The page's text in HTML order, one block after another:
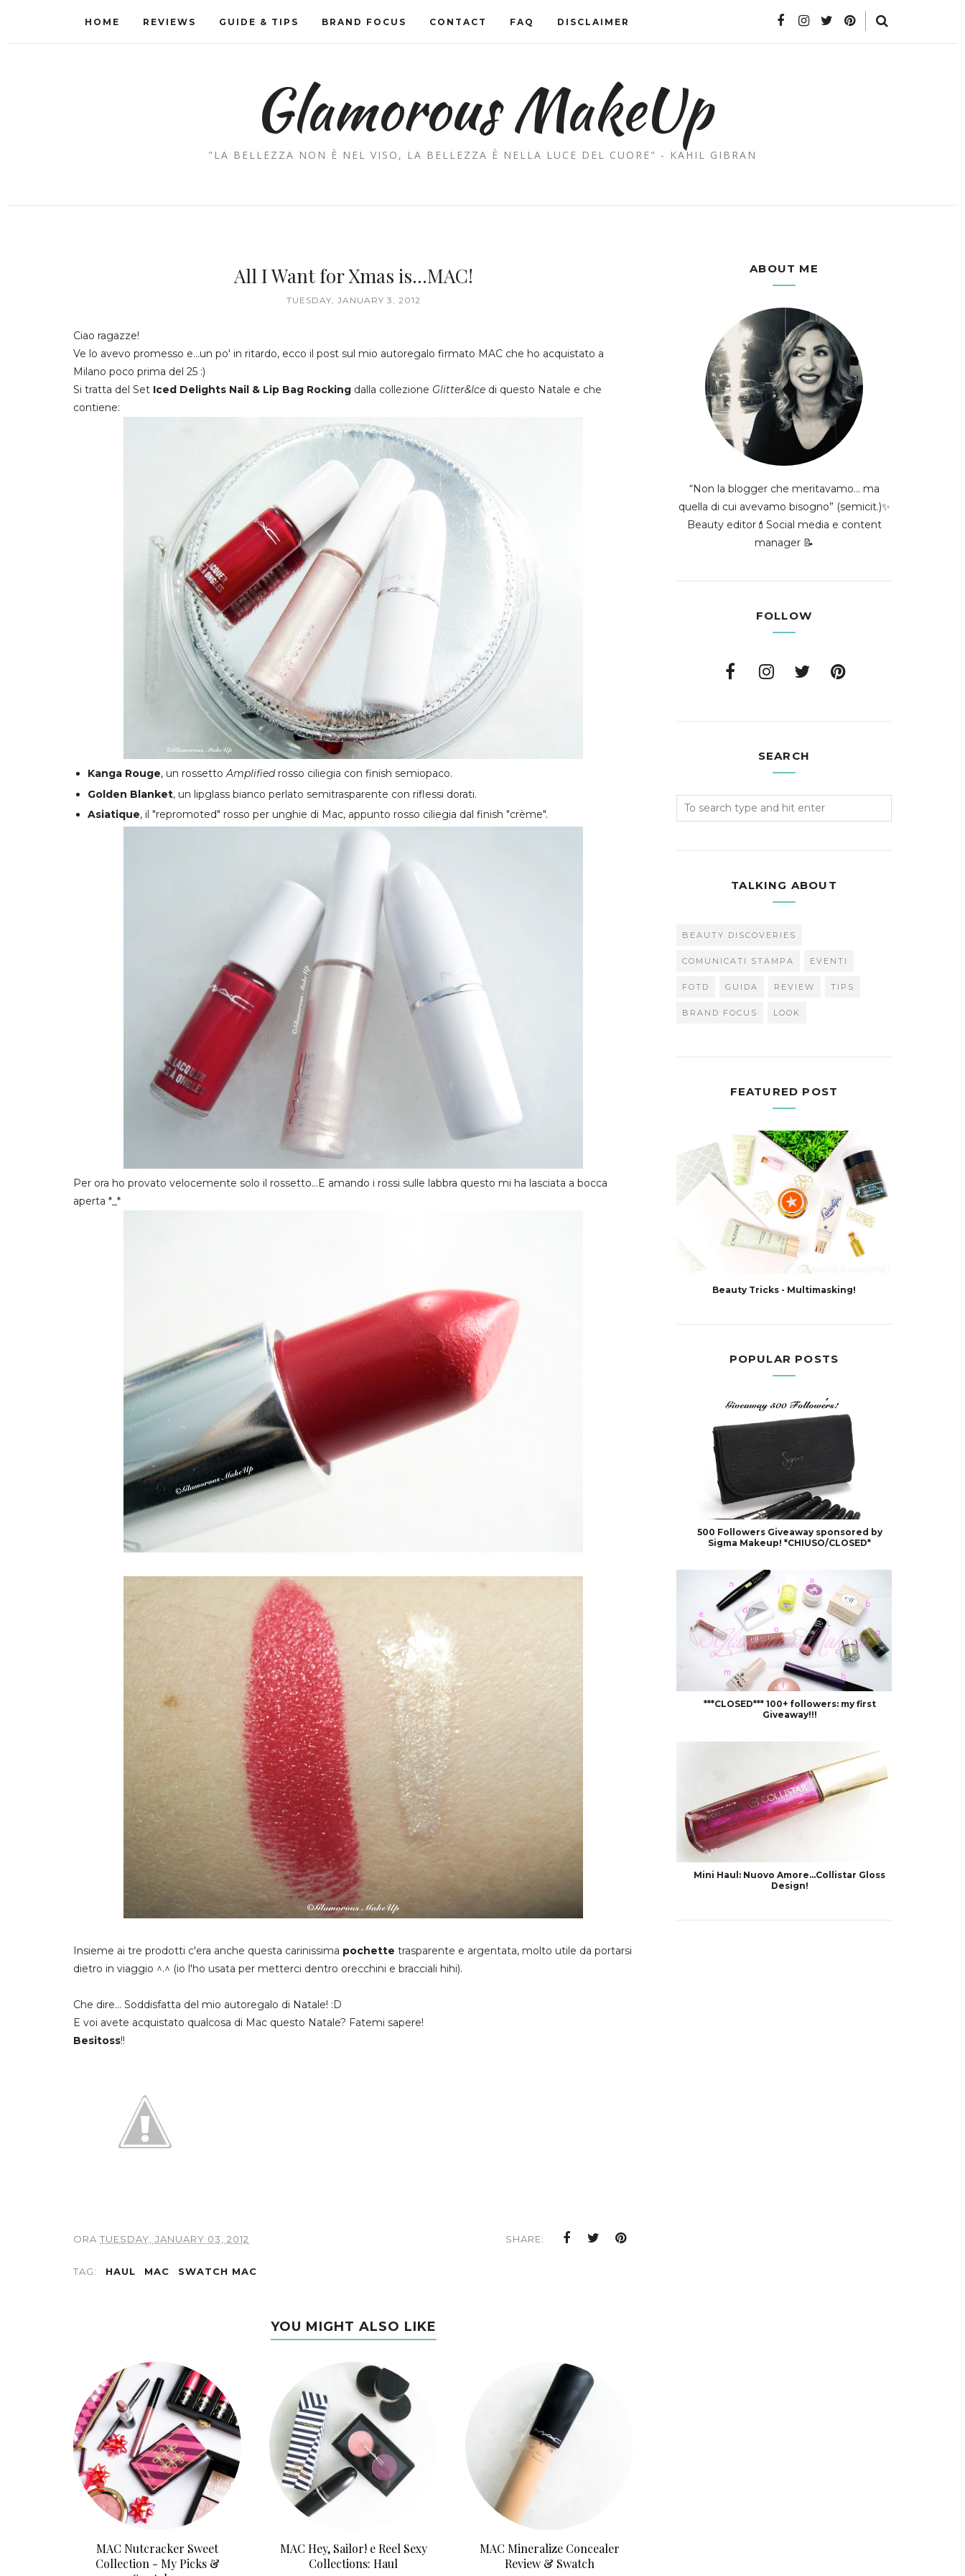
HOME REVIEWS GUIDE & TIPS BRAND FOCUS CONTACT FAQ DISCLAIMER
Glamorous MakeUp
"LA BELLEZZA NON È NEL VISO, LA BELLEZZA È NELLA LUCE DEL CUORE" - KAHIL GIBRAN
All I Want for Xmas is...MAC!
TUESDAY, JANUARY 3, 2012
Ciao ragazze!
Ve lo avevo promesso e...un po' in ritardo, ecco il post sul mio autoregalo firmato MAC che ho acquistato a
Milano poco prima del 25 :)
Si tratta del Set Iced Delights Nail & Lip Bag Rocking dalla collezione Glitter&Ice di questo Natale e che
contiene:
Kanga Rouge, un rossettoAmplifiedrosso ciliegia con finish semiopaco.
Golden Blanket, un lipglass bianco perlato semitrasparente con riflessi dorati.
Asiatique, il "repromoted" rosso per unghie di Mac, appunto rosso ciliegia dal finish "crème".
Per ora ho provato velocemente solo il rossetto...E amando i rossi sulle labbra questo mi ha lasciata a bocca
aperta *_*
Insieme ai tre prodotti c'era anche questa carinissima pochette trasparente e argentata, molto utile da portarsi
dietro in viaggio ^.^ (io l'ho usata per metterci dentro orecchini e bracciali hihi).
Che dire... Soddisfatta del mio autoregalo di Natale! :D
E voi avete acquistato qualcosa di Mac questo Natale? Fatemi sapere!
Besitoss!!
ORA TUESDAY, JANUARY 03, 2012 SHARE:
TAG: HAUL MAC SWATCH MAC
YOU MIGHT ALSO LIKE
MAC Nutcracker Sweet
Collection - My Picks &
MAC Hey, Sailor! e Reel Sexy
Collections: Haul
MAC Mineralize Concealer
Review & Swatch
ABOUT ME
“Non la blogger che meritavamo... ma
quella di cui avevamo bisogno” (semicit.)✨
Beauty editor💄Social media e content
manager 📝
FOLLOW
SEARCH
TALKING ABOUT
BEAUTY DISCOVERIES
COMUNICATI STAMPA EVENTI
FOTD GUIDA REVIEW TIPS
BRAND FOCUS LOOK
FEATURED POST
Beauty Tricks - Multimasking!
POPULAR POSTS
500 Followers Giveaway sponsored by
Sigma Makeup! *CHIUSO/CLOSED*
***CLOSED*** 100+ followers: my first
Giveaway!!!
Mini Haul: Nuovo Amore...Collistar Gloss
Design!